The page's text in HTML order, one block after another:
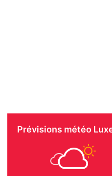
Prévisions météo